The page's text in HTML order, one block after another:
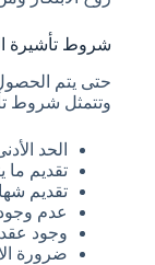
شروط تأشيرة
حتى يتم
وتتمثل شروط
الحد
تقديم ما
تقديم
عدم
وجود
ضرورة